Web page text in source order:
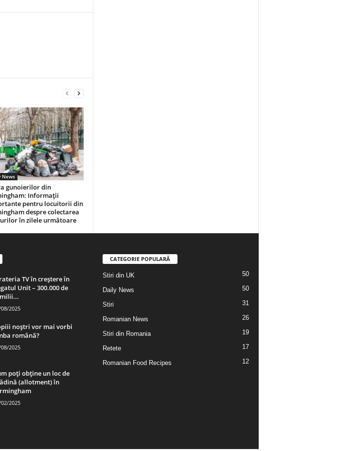
News
gunoierilor din
Informații
pentru locuitorii din
despre colectarea
în zilele următoare
TV în creștere în
Unit – 300.000 de
2025
noștri vor mai vorbi
română?
2025
poți obține un loc de
(allotment) în
2025
CATEGORIE POPULARĂ
Stiri din UK 50
Daily News 50
Stiri 31
Romanian News 26
Stiri din Romania 19
Retete 17
Romanian Food Recipes 12